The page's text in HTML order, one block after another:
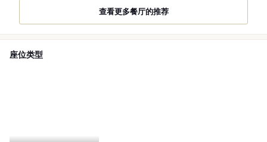
查看更多餐厅的推荐
座位类型